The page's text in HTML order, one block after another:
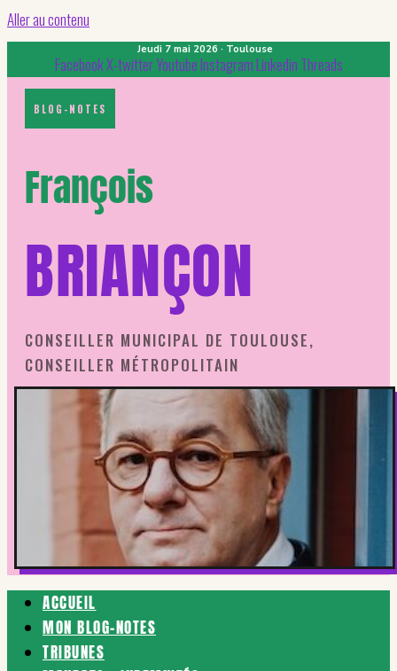
Aller au contenu
Jeudi 7 mai 2026 · Toulouse
FacebookX-twitterYoutubeInstagramLinkedin Threads
BLOG-NOTES
François
BRIANÇON
CONSEILLER MUNICIPAL DE TOULOUSE,
CONSEILLER MÉTROPOLITAIN
ACCUEIL
MON BLOG-NOTES
TRIBUNES